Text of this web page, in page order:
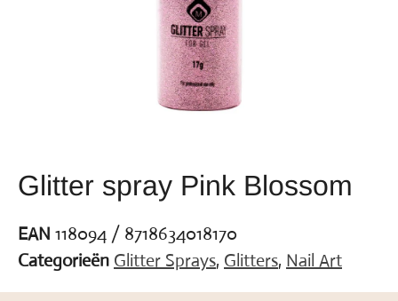
Glitter spray Pink Blossom
EAN 118094 / 8718634018170
Categorieën Glitter Sprays, Glitters, Nail Art